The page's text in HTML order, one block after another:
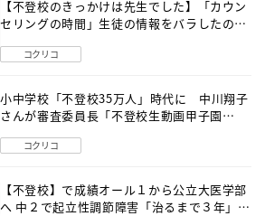
【不登校のきっかけは先生でした】「カウン
セリングの時間」生徒の情報をバラしたの
コクリコ
小中学校「不登校35万人」時代に 中川翔子
さんが審査委員長「不登校生動画甲子園
コクリコ
【不登校】で成績オール１から公立大医学部
へ 中２で起立性調節障害「治るまで３年」の